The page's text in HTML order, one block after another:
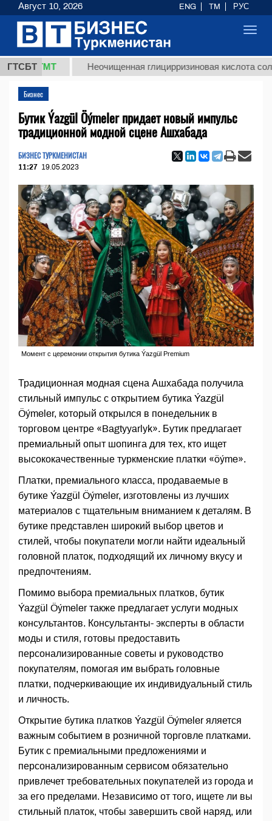
ГТСБТ
ТМТ Неочищенная глицирризиновая кислота
Бизнес
Бутик Ýazgül Öýmeler придает новый импульс
традиционной модной сцене Ашхабада
БИЗНЕС ТУРКМЕНИСТАН
11:27 19.05.2023
Момент с церемонии открытия бутика Ýazgül Premium
Традиционная модная сцена Ашхабада получила
стильный импульс с открытием бутика Ýazgül
Öýmeler, который открылся в понедельник в
торговом центре «Bagtyyarlyk». Бутик предлагает
премиальный опыт шопинга для тех, кто ищет
высококачественные туркменские платки «öýme».
Платки, премиального класса, продаваемые в
бутике Ýazgül Öýmeler, изготовлены из лучших
материалов с тщательным вниманием к деталям. В
бутике представлен широкий выбор цветов и
стилей, чтобы покупатели могли найти идеальный
головной платок, подходящий их личному вкусу и
предпочтениям.
Помимо выбора премиальных платков, бутик
Ýazgül Öýmeler также предлагает услуги модных
консультантов. Консультанты- эксперты в области
моды и стиля, готовы предоставить
персонализированные советы и руководство
покупателям, помогая им выбрать головные
платки, подчеркивающие их индивидуальный стиль
и личность.
Открытие бутика платков Ýazgül Öýmeler яляется
важным событием в розничной торговле платками.
Бутик с премиальными предложениями и
персонализированным сервисом обязательно
привлечет требовательных покупателей из города и
за его пределами. Независимо от того, ищете ли вы
стильный платок, чтобы завершить свой наряд, или
Август 10, 2026 ENG TM РУС